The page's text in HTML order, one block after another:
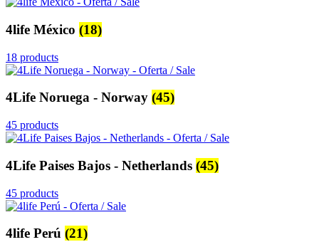
4life México (18)
18 products
4Life Noruega - Norway (45)
45 products
4Life Paises Bajos - Netherlands (45)
45 products
4life Perú (21)